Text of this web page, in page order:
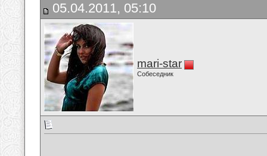
05.04.2011, 05:10
mari-star
Собеседник